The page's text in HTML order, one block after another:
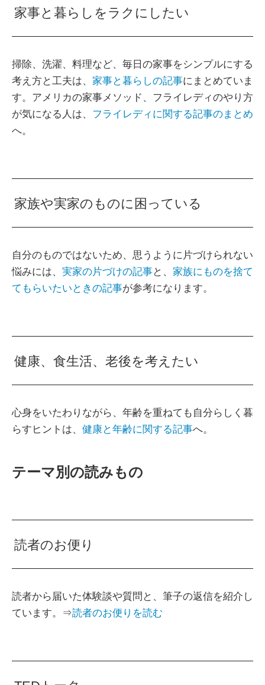
家事と暮らしをラクにしたい
掃除、洗濯、料理など、毎日の家事をシンプルにする
考え方と工夫は、 家事と暮らしの記事にまとめていま
す。アメリカの家事メソッド、フライレディのやり方
が気になる人は、 フライレディに関する記事のまとめ
へ。
家族や実家のものに困っている
自分のものではないため、思うように片づけられない
悩みには、 実家の片づけの記事と、 家族にものを捨て
てもらいたいときの記事が参考になります。
健康、食生活、老後を考えたい
心身をいたわりながら、年齢を重ねても自分らしく暮
らすヒントは、 健康と年齢に関する記事へ。
テーマ別の読みもの
読者のお便り
読者から届いた体験談や質問と、筆子の返信を紹介し
ています。⇒読者のお便りを読む